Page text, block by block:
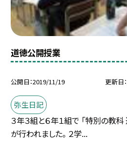
道徳公開授業
公開日 2019/11/19 更新日
弥生日記
３年３組と６年１組で 「特別の教
が行われました。 ２学...